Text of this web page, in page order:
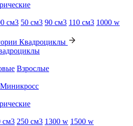
см3 50 см3 90 см3 110 см3 1000 w
Квадроциклы
Взрослые
Миникросс
см3 250 см3 1300 w 1500 w